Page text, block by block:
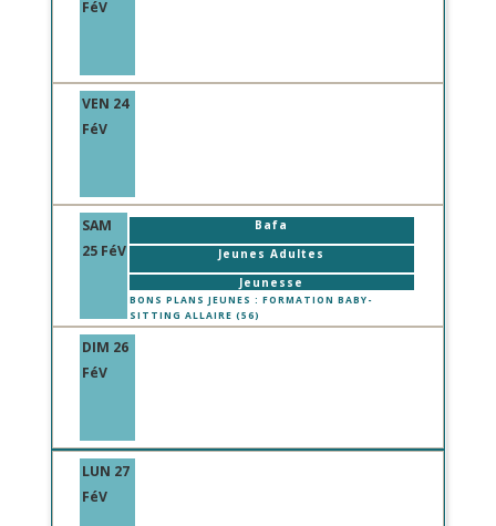
FéV
VEN 24
FéV
SAM
25 FéV
Bafa
Jeunes Adultes
Jeunesse
BONS PLANS JEUNES : FORMATION BABY-
SITTING ALLAIRE (56)
DIM 26
FéV
LUN 27
FéV